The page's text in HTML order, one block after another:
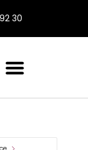
30